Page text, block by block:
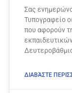
Σας
Τυπογραφείο
που αφορούν
ΔΙΑΒΆΣΤΕ